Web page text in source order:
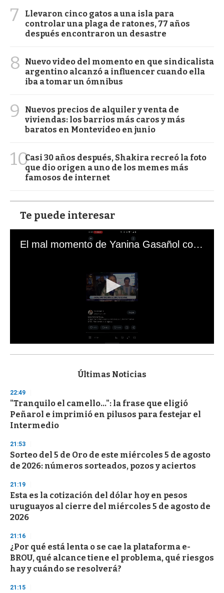
7
Llevaron cinco gatos a una isla para
controlar una plaga de ratones, 77 años
después encontraron un desastre
8
Nuevo video del momento en que sindicalista
argentino alcanzó a influencer cuando ella
iba a tomar un ómnibus
9
Nuevos precios de alquiler y venta de
viviendas: los barrios más caros y más
baratos en Montevideo en junio
10Casi 30 años después, Shakira recreó la foto
que dio origen a uno de los memes más
famosos de internet
Te puede interesar
El mal momento de Yanina Gasañol con un hincha argentino en "Subrayado"
s
d
s
o
f
3
s
e
c
o
d
s
Últimas Noticias
22:49
"Tranquilo el camello...": la frase que eligió
Peñarol e imprimió en pilusos para festejar el
Intermedio
21:53
Sorteo del 5 de Oro de este miércoles 5 de agosto
de 2026: números sorteados, pozos y aciertos
21:19
Esta es la cotización del dólar hoy en pesos
uruguayos al cierre del miércoles 5 de agosto de
2026
21:16
¿Por qué está lenta o se cae la plataforma e-
BROU, qué alcance tiene el problema, qué riesgos
hay y cuándo se resolverá?
21:15